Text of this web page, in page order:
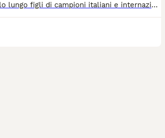
Bassotti standard a pelo lungo figli di campioni italiani e internazionali bellezza e lavoro genitori riproduttori selezionati ZENIT DAGI DOG S/L Riproduttore selezionato ENCI Oi, Eyes clear Campione italiano di Bellezza Campione italiano di Lavoro Campione assoluto Campione WUT di expo Campione internazionale di bellezza Campione Austriaco di bellezza Klubsieger Österreich 2023 Wasser test X EOS KOMETA KASABLANCA Riproduttore selezionato ENCI Eyes clear Campione italiano di bellezza Top dog giovani 2022 ABC Campione WUT di expo Klubsieger Österreich 2023 Klubsieger Österreich 2024 i nostri cuccioli nascono e vivono in casa socievoli e bellissimi genitori visibili, possibilità di visita anche senza impegno